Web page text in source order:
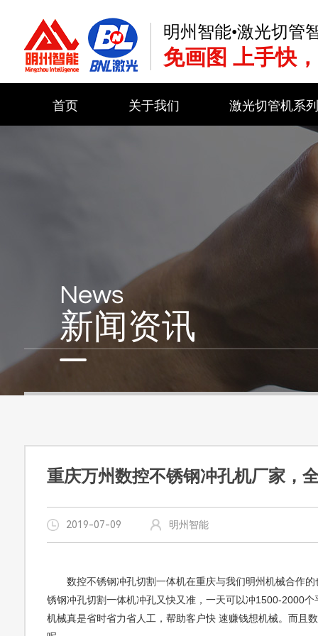
明州智能•激光切管
免画图 上手快
首页 关于我们 激光切管机系
News
新闻资讯
重庆万州数控不锈钢冲孔机厂家，
2019-07-09 明州智能
数控不锈钢冲孔切割一体机在重庆与我们明州机械合作
锈钢冲孔切割一体机冲孔又快又准，一天可以冲1500-2000
机械真是省时省力省人工，帮助客户快 速赚钱想机械。而且